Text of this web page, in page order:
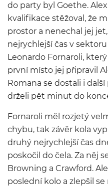
do party byl Goethe.
kvalifikace stěžoval, že
prostor a nenechal jej
nejrychlejší čas v sektoru
Leonardo Fornaroli,
první místo jej připravil
Romana se dostali i
drželi pět minut do
Fornaroli měl rozjetý
chybu, tak závěr kola
druhý nejrychlejší čas
poskočil do čela. Za něj
Browning a Crawford.
poslední kolo a zlepšil se